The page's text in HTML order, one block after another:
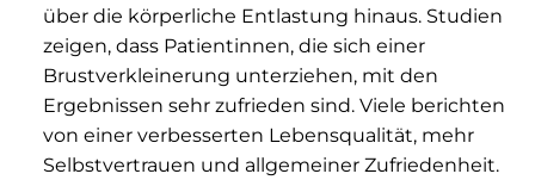
über die körperliche Entlastung hinaus. Studien
zeigen, dass Patientinnen, die sich einer
Brustverkleinerung unterziehen, mit den
Ergebnissen sehr zufrieden sind. Viele berichten
von einer verbesserten Lebensqualität, mehr
Selbstvertrauen und allgemeiner Zufriedenheit.